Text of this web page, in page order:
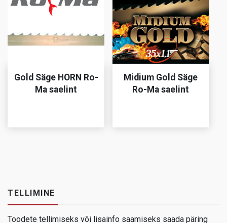
Gold Säge HORN Ro-
Ma saelint
Midium Gold Säge
Ro-Ma saelint
TELLIMINE
Toodete tellimiseks või lisainfo saamiseks saada päring